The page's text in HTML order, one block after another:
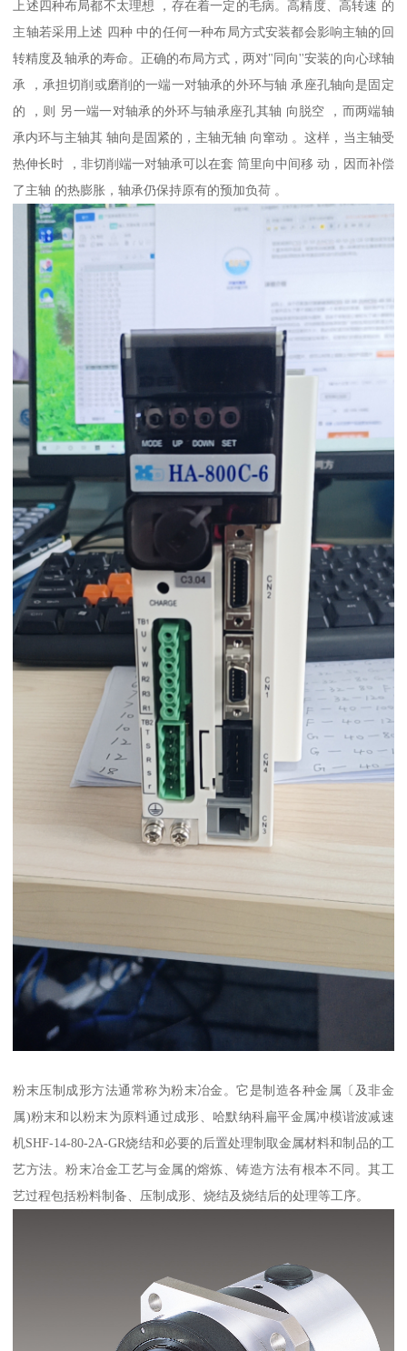
上述四种布局都不太理想 ，存在着一定的毛病。高精度、高转速 的
主轴若采用上述 四种 中的任何一种布局方式安装都会影响主轴的回
转精度及轴承的寿命。正确的布局方式，两对"同向''安装的向心球轴
承 ，承担切削或磨削的一端一对轴承的外环与轴 承座孔轴向是固定
的 ，则 另一端一对轴承的外环与轴承座孔其轴 向脱空 ，而两端轴
承内环与主轴其 轴向是固紧的，主轴无轴 向窜动 。这样，当主轴受
热伸长时 ，非切削端一对轴承可以在套 筒里向中间移 动，因而补偿
了主轴 的热膨胀，轴承仍保持原有的预加负荷 。
粉末压制成形方法通常称为粉末冶金。它是制造各种金属〔及非金
属)粉末和以粉末为原料通过成形、哈默纳科扁平金属冲模谐波减速
机SHF-14-80-2A-GR烧结和必要的后置处理制取金属材料和制品的工
艺方法。粉末冶金工艺与金属的熔炼、铸造方法有根本不同。其工
艺过程包括粉料制备、压制成形、烧结及烧结后的处理等工序。